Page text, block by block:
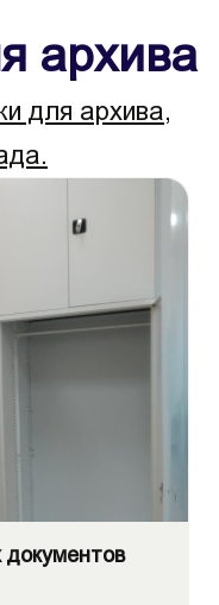
архива
для архива,